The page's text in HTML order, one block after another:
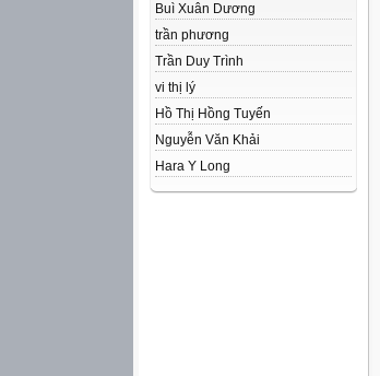
Buì Xuân Dương
trần phương
Trần Duy Trình
vi thị lý
Hồ Thị Hồng Tuyến
Nguyễn Văn Khải
Hara Y Long